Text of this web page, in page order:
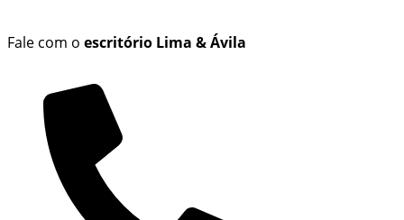
Fale com o escritório Lima & Ávila